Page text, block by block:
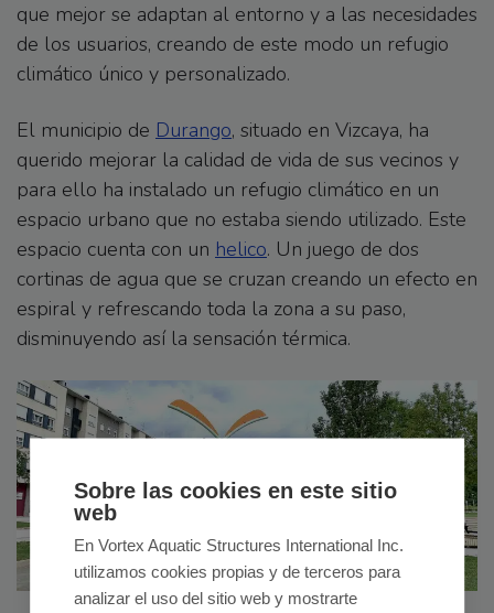
que mejor se adaptan al entorno y a las necesidades
de los usuarios, creando de este modo un refugio
climático único y personalizado.
El municipio de Durango, situado en Vizcaya, ha
querido mejorar la calidad de vida de sus vecinos y
para ello ha instalado un refugio climático en un
espacio urbano que no estaba siendo utilizado. Este
espacio cuenta con un helico. Un juego de dos
cortinas de agua que se cruzan creando un efecto en
espiral y refrescando toda la zona a su paso,
disminuyendo así la sensación térmica.
Sobre las cookies en este sitio
web
En Vortex Aquatic Structures International Inc.
utilizamos cookies propias y de terceros para
analizar el uso del sitio web y mostrarte